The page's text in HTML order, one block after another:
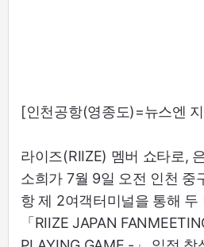
[인천공항(영종도)=뉴스엔
라이즈(RIIZE) 멤버 쇼타로,
소희가 7월 9일 오전 인천 중
항 제 2여객터미널을 통해 두
「RIIZE JAPAN